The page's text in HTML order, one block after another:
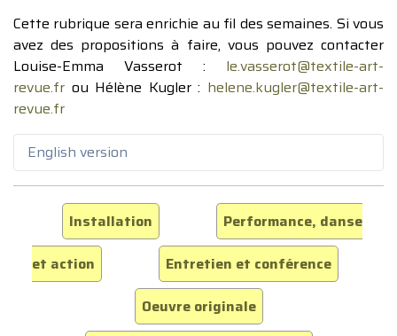
Cette rubrique sera enrichie au fil des semaines. Si vous
avez des propositions à faire, vous pouvez contacter
Louise-Emma Vasserot : le.vasserot@textile-art-
revue.fr ou Hélène Kugler : helene.kugler@textile-art-
revue.fr
English version
Installation
Performance, danse
et action
Entretien et conférence
Oeuvre originale